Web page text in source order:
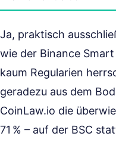
Ja, praktisch
wie der Binance
kaum Regularien
geradezu aus dem
CoinLaw.io die
71 % – auf der BSC